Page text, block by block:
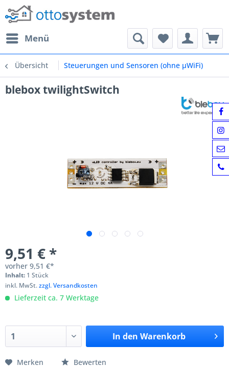
Menü
Übersicht Steuerungen und Sensoren (ohne μWiFi)
blebox twilightSwitch
9,51 € *
vorher 9,51 €*
Inhalt: 1 Stück
inkl. MwSt.zzgl. Versandkosten
Lieferzeit ca. 7 Werktage
In den Warenkorb
Merken Bewerten